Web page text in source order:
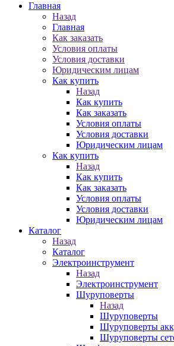
Главная
Назад
Главная
Как заказать
Условия оплаты
Условия доставки
Юридическим лицам
Как купить
Назад
Как купить
Как заказать
Условия оплаты
Условия доставки
Юридическим лицам
Как купить
Назад
Как купить
Как заказать
Условия оплаты
Условия доставки
Юридическим лицам
Каталог
Назад
Каталог
Электроинструмент
Назад
Электроинструмент
Шуруповерты
Назад
Шуруповерты
Шуруповерты
Шуруповерты